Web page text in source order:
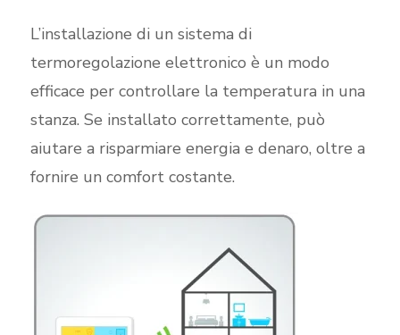
L’installazione di un sistema di
termoregolazione elettronico è un modo
efficace per controllare la temperatura in una
stanza. Se installato correttamente, può
aiutare a risparmiare energia e denaro, oltre a
fornire un comfort costante.